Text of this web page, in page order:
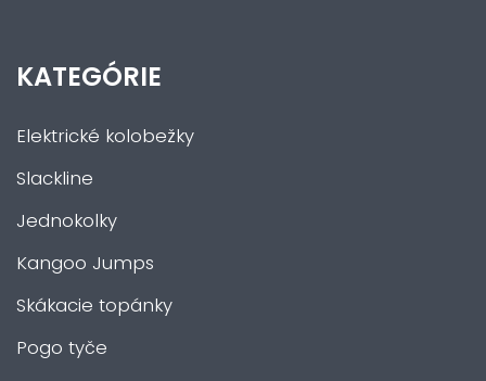
KATEGÓRIE
Elektrické kolobežky
Slackline
Jednokolky
Kangoo Jumps
Skákacie topánky
Pogo tyče